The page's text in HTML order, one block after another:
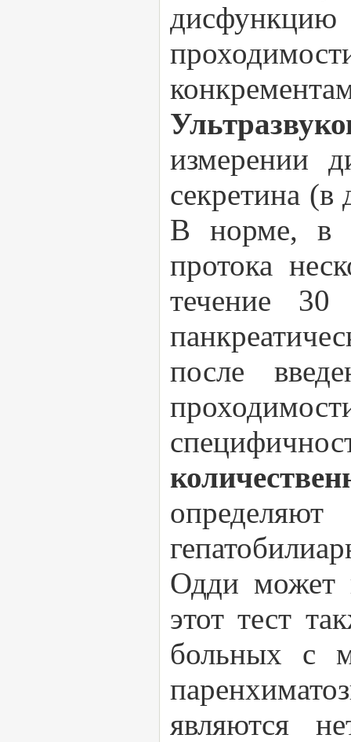
измерении
секретина (в
В норме, в
протока
течение 30
после
Одди может
этот тест
больных с
являются